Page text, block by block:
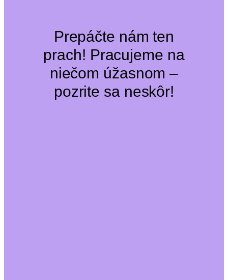
Prepáčte nám ten
prach! Pracujeme na
niečom úžasnom –
pozrite sa neskôr!